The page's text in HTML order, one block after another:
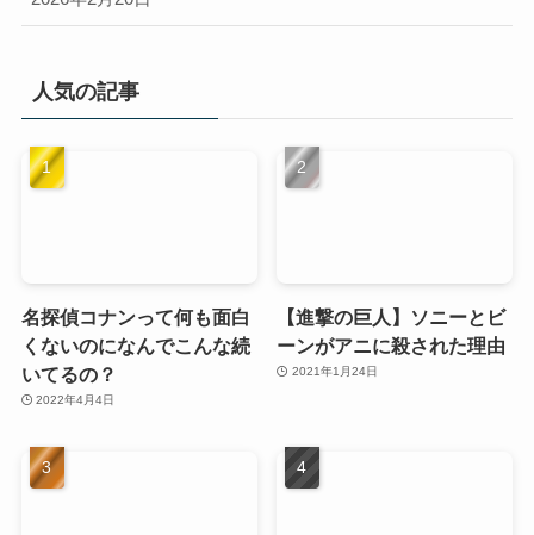
人気の記事
名探偵コナンって何も面白
くないのになんでこんな続
いてるの？
2022年4月4日
【進撃の巨人】ソニーとビ
ーンがアニに殺された理由
2021年1月24日